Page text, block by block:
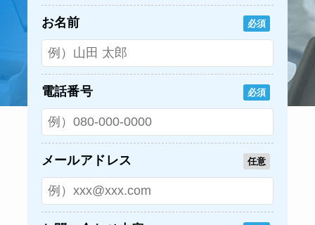
お名前 必須
電話番号 必須
メールアドレス 任意